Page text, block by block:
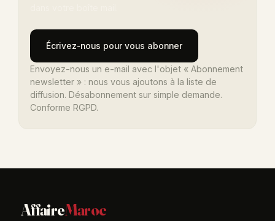
Écrivez-nous pour vous abonner
Envoyez-nous un e-mail avec l'objet « Abonnement
newsletter » : nous vous ajoutons à la liste de
diffusion. Désabonnement sur simple demande.
Conforme RGPD.
AffaireMaroc